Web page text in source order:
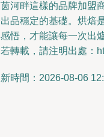
河畔這樣的品牌加盟
品穩定的基礎。烘焙
悟，才能讓每一次出
轉載，請注明出處：
時間：2026-08-06